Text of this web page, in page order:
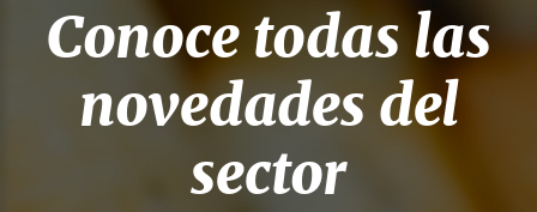
Conoce todas las
novedades del
sector